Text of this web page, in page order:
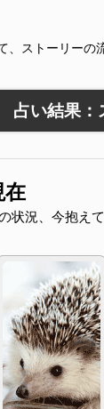
ストーリーの
占い結果：
在
状況、今抱え